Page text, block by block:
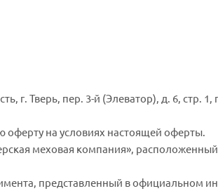
г. Тверь, пер. 3-й (Элеватор), д. 6, стр.
на условиях настоящей оферты.
меховая компания», расположенный
представленный в официальном